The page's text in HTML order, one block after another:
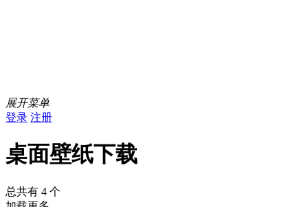
展开菜单
登录 注册
桌面壁纸下载
总共有 4 个